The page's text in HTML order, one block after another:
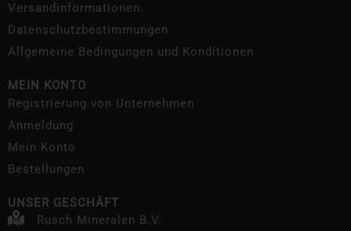
Versandinformationen.
Datenschutzbestimmungen
Allgemeine Bedingungen und Konditionen
MEIN KONTO
Registrierung von Unternehmen
Anmeldung
Mein Konto
Bestellungen
UNSER GESCHÄFT
Rusch Mineralen B.V.